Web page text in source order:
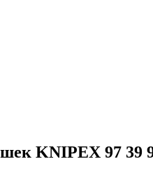
KNIPEX 97 39